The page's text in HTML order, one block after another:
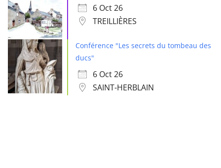
6 Oct 26
TREILLIÈRES
Conférence "Les secrets du tombeau des
ducs"
6 Oct 26
SAINT-HERBLAIN